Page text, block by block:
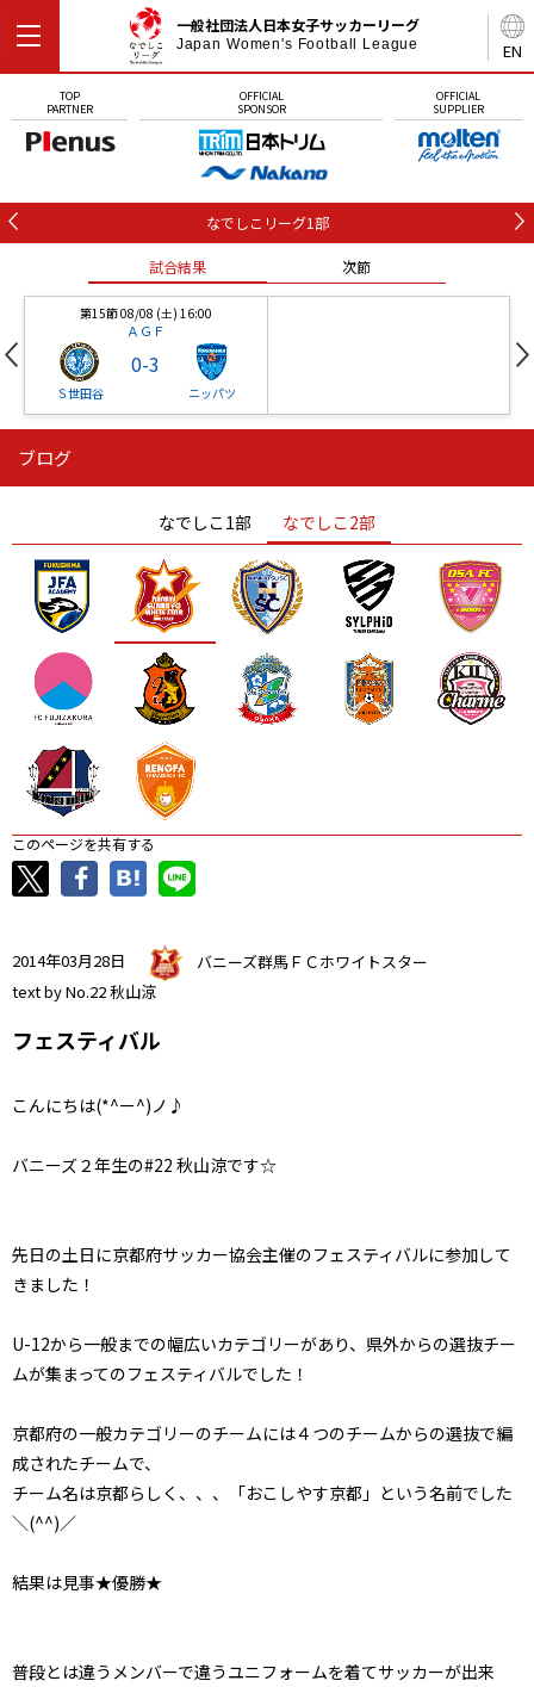
EN
一般社団法人日本女子サッカーリーグ
Japan Women's Football League
TOP
PARTNER
OFFICIAL
SPONSOR
OFFICIAL
SUPPLIER
なでしこリーグ1部
試合結果 次節
第15節 08/08 (土) 16:00
ＡＧＦ
Ｓ世田谷
0-3
ニッパツ
ニッパツ
ニッパツ 名古屋
石人の星
静岡 愛媛Ｌ
ブログ
なでしこ1部 なでしこ2部
このページを共有する
2014年03月28日
バニーズ群馬ＦＣホワイトスター
text by No.22 秋山涼
フェスティバル
こんにちは(*^ー^)ノ♪
バニーズ２年生の#22 秋山涼です☆
先日の土日に京都府サッカー協会主催のフェスティバルに参加して
きました！
U-12から一般までの幅広いカテゴリーがあり、県外からの選抜チー
ムが集まってのフェスティバルでした！
京都府の一般カテゴリーのチームには４つのチームからの選抜で編
成されたチームで、
チーム名は京都らしく、、、「おこしやす京都」という名前でした
＼(^^)／
結果は見事★優勝★
普段とは違うメンバーで違うユニフォームを着てサッカーが出来